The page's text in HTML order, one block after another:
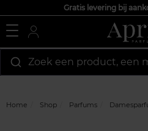
Gratis levering bij
Zoek een product, een
Home Shop Parfums